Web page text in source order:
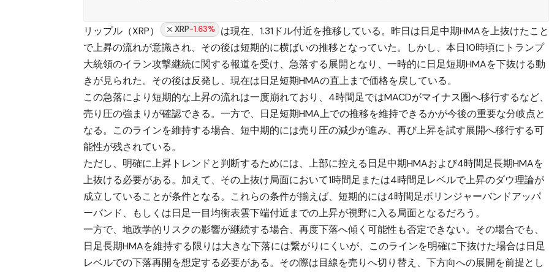
リップル（XRP） XRP-1.63% は現在、1.31ドル付近を推移している。昨日は日足中期HMAを上抜けたこと
で上昇の流れが意識され、その後は短期的に横ばいの推移となっていた。しかし、本日10時頃にトランプ
大統領のイラン攻撃継続に関する報道を受け、急落する展開となり、一時的に日足短期HMAを下抜ける動
きが見られた。その後は反発し、現在は日足短期HMAの直上まで価格を戻している。
この急落により短期的な上昇の流れは一度崩れており、4時間足ではMACDがマイナス圏へ移行するなど、
売り圧の強まりが確認できる。一方で、日足短期HMA上での推移を維持できるかが今後の重要な分岐点と
なる。このラインを維持する場合、短中期的には売り圧の減少が進み、再び上昇を試す展開へ移行する可
能性が残されている。
ただし、明確に上昇トレンドと判断するためには、上部に控える日足中期HMAおよび4時間足長期HMAを
上抜ける必要がある。加えて、その上抜け局面において1時間足または4時間足レベルで上昇のダウ理論が
成立していることが条件となる。これらの条件が揃えば、短期的には4時間足ボリンジャーバンドアッパ
ーバンド、もしくは日足一目均衡表雲下端付近までの上昇が視野に入る局面となるだろう。
一方で、地政学的リスクの影響が継続する場合、再度下落へ傾く可能性も否定できない。その場合でも、
日足長期HMAを維持する限りは大きな下落には繋がりにくいが、このラインを明確に下抜けた場合は日足
レベルでの下落再開を想定する必要がある。その際は目線を売りへ切り替え、下方向への展開を前提とし